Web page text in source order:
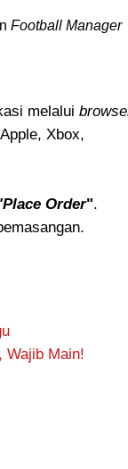
Football Manager
melalui
Xbox,
Order".
Wajib Main!